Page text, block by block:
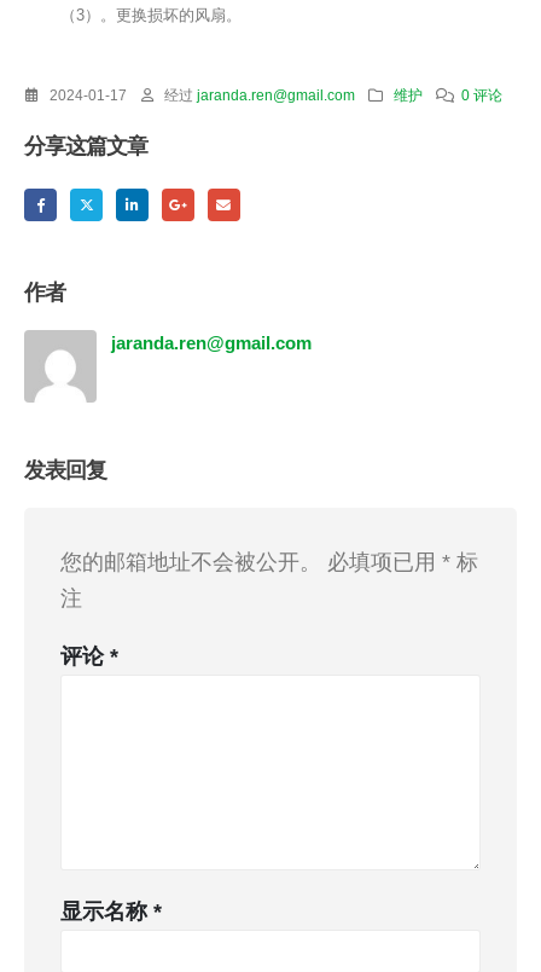
（3）。更换损坏的风扇。
2024-01-17 经过 jaranda.ren@gmail.com 维护 0 评论
分享这篇文章
作者
jaranda.ren@gmail.com
发表回复
您的邮箱地址不会被公开。 必填项已用 * 标
注
评论 *
显示名称 *